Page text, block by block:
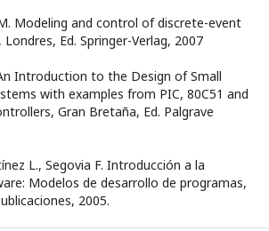
Modeling and control of discrete-event
Ed. Springer-Verlag, 2007
Introduction to the Design of Small
with examples from PIC, 80C51 and
Gran Bretaña, Ed. Palgrave
L., Segovia F. Introducción a la
Modelos de desarrollo de programas,
2005.